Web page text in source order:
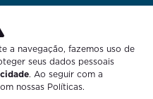
a navegação, fazemos uso de
seus dados pessoais
. Ao seguir com a
nossas Políticas.